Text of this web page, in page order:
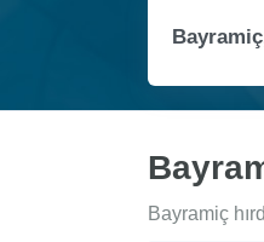
Bayramiç